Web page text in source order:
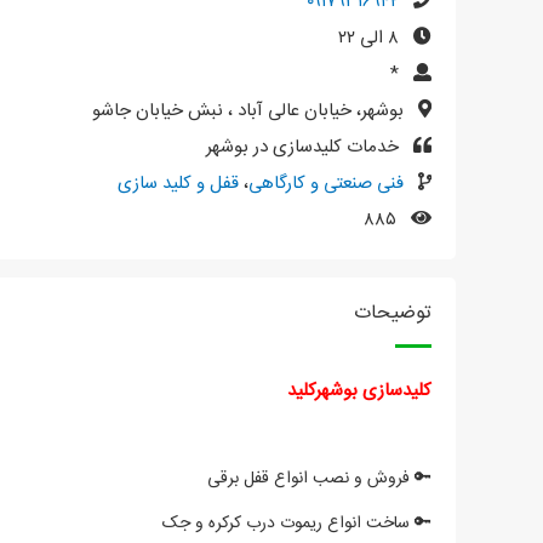
*
بوشهر، خیابان عالی آباد ، نبش خیابان جاشو
خدمات کلیدسازی در بوشهر
فنی صنعتی و کارگاهی،قفل و کلید سازی
توضیحات
کلیدسازی بوشهرکلید
🔑 فروش و نصب انواع قفل برقی
🔑 ساخت انواع ریموت درب کرکره و جک